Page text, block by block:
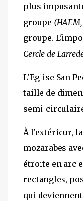
plus
groupe (HAEM,
groupe.
Cercle de
L'Eglise San
taille de
semi-
À l'extérieur,
mozarabes
étroite en arc
rectangles,
qui